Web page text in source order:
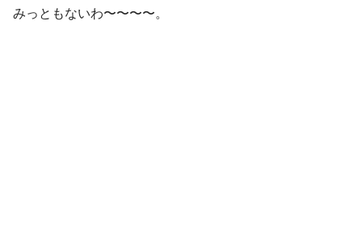
みっともないわ〜〜〜〜。